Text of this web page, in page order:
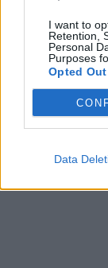
I want to
Retention,
Personal
Purposes
Opted Out
Data